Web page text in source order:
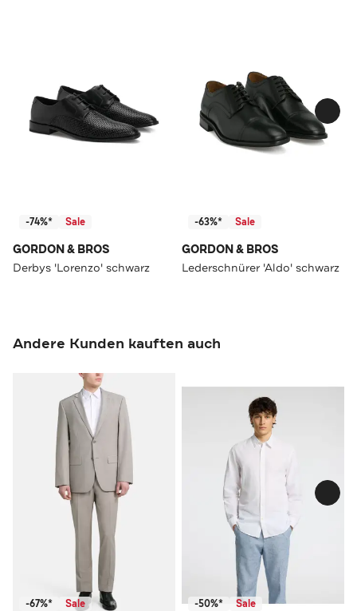
-74%* Sale
GORDON & BROS
Derbys 'Lorenzo' schwarz
-63%* Sale
GORDON & BROS
Lederschnürer 'Aldo' schwarz
Andere Kunden kauften auch
-67%* Sale -50%* Sale